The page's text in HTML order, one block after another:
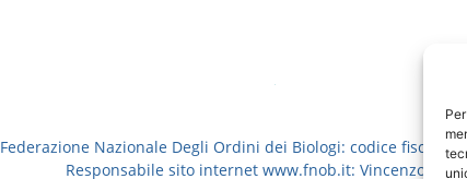
Federazione Nazionale Degli Ordini dei Biologi: codice fiscale
Responsabile sito internet www.fnob.it: Vincenzo